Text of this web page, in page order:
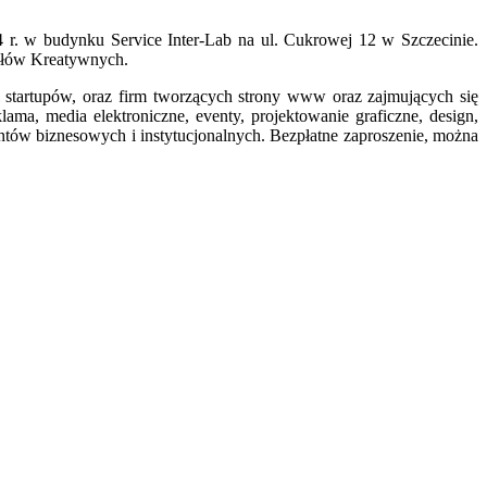
r. w budynku Service Inter-Lab na ul. Cukrowej 12 w Szczecinie.
Kreatywnych.
oraz firm tworzących strony www oraz zajmujących się
media elektroniczne, eventy, projektowanie graficzne, design,
biznesowych i instytucjonalnych. Bezpłatne zaproszenie, można